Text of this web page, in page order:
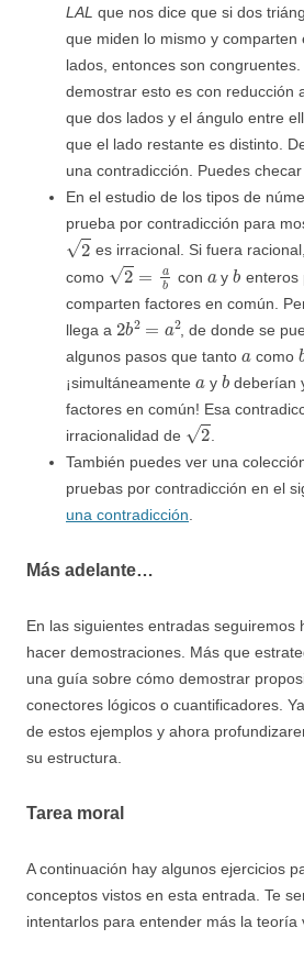
LAL que nos dice que si dos
que miden lo mismo y comparten
lados, entonces son
demostrar esto es con reducción
que dos lados y el ángulo entre
que el lado restante es distinto.
una contradicción. Puedes
En el estudio de los tipos de
prueba por contradicción para
es irracional. Si fuera
como
=a con yb enteros
comparten factores en común.
llega a 2b2 2 , de donde se
algunos pasos que tanto
como b
¡simultáneamente
y b deberían
factores en común! Esa
irracionalidad de
.
También puedes ver una
pruebas por contradicción en el
una contradicción.
Más adelante…
En las siguientes entradas seguiremos
hacer demostraciones. Más que
una guía sobre cómo demostrar
conectores lógicos o cuantificadores.
de estos ejemplos y ahora
su estructura.
Tarea moral
A continuación hay algunos ejercicios
conceptos vistos en esta entrada. Te
intentarlos para entender más la teoría